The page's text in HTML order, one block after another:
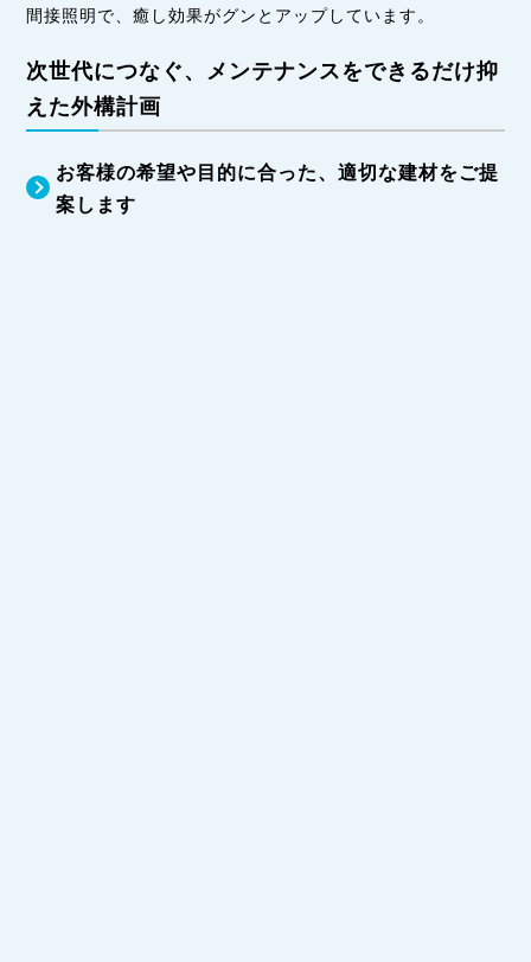
間接照明で、癒し効果がグンとアップしています。
次世代につなぐ、メンテナンスをできるだけ抑
えた外構計画
お客様の希望や目的に合った、適切な建材をご提
案します